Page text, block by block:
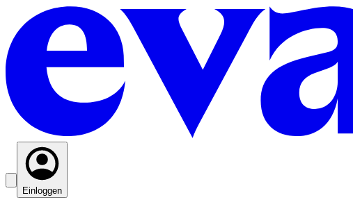
Einloggen